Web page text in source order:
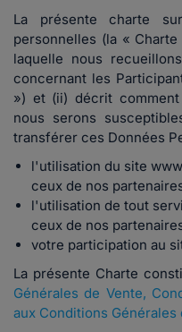
La présente charte
personnelles (la «
laquelle nous
concernant les
») et (ii) décrit
nous serons
transférer ces Données
l'utilisation du site
ceux de nos
l'utilisation de tout
ceux de nos
votre participation au
La présente Charte
Générales de Vente,
aux Conditions Générales